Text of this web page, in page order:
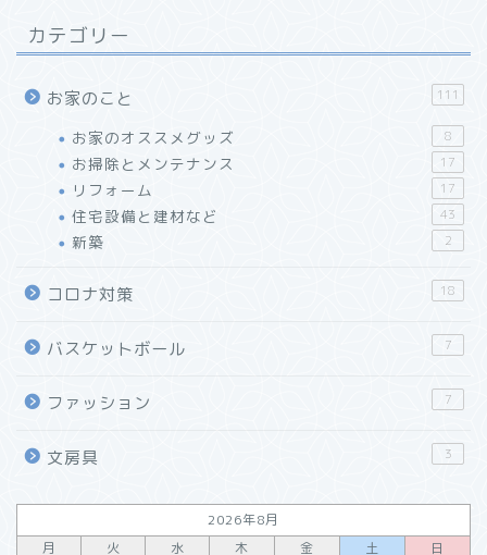
カテゴリー
お家のこと 111
お家のオススメグッズ 8
お掃除とメンテナンス 17
リフォーム 17
住宅設備と建材など 43
新築 2
コロナ対策 18
バスケットボール 7
ファッション 7
文房具 3
2026年8月
月
火 水 木 金 土 日
「リショップナビ」はこん
リフォーム会社紹介サイト